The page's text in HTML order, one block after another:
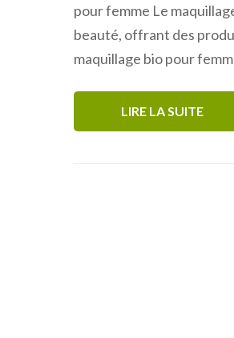
pour femme Le
beauté, offrant des
maquillage bio pour
LIRE LA SUITE